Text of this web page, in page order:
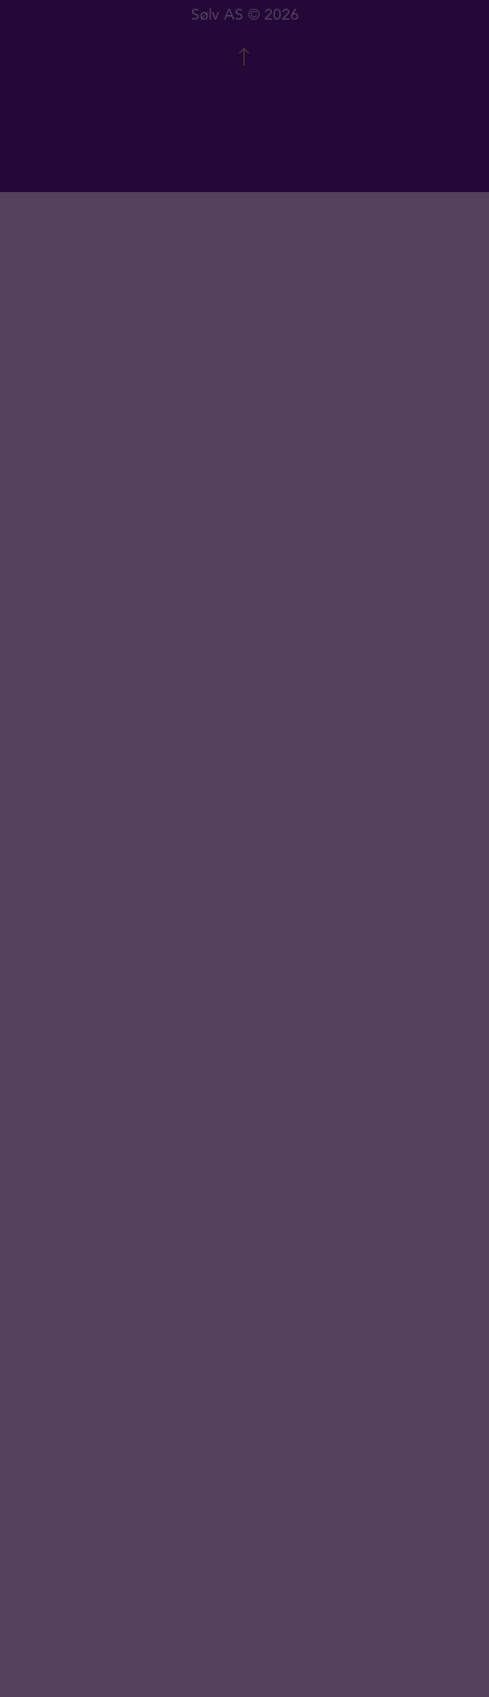
Sølv AS © 2026